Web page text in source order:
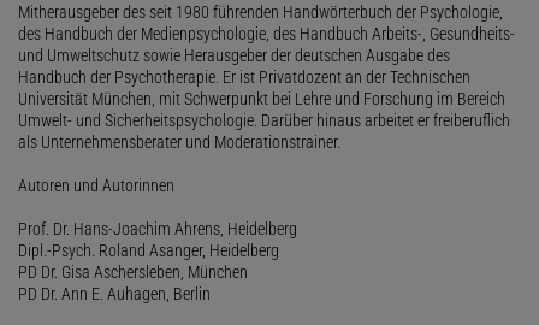
Mitherausgeber des seit 1980 führenden Handwörterbuch der Psychologie,
des Handbuch der Medienpsychologie, des Handbuch Arbeits-, Gesundheits-
und Umweltschutz sowie Herausgeber der deutschen Ausgabe des
Handbuch der Psychotherapie. Er ist Privatdozent an der Technischen
Universität München, mit Schwerpunkt bei Lehre und Forschung im Bereich
Umwelt- und Sicherheitspsychologie. Darüber hinaus arbeitet er freiberuflich
als Unternehmensberater und Moderationstrainer.
Autoren und Autorinnen
Prof. Dr. Hans-Joachim Ahrens, Heidelberg
Dipl.-Psych. Roland Asanger, Heidelberg
PD Dr. Gisa Aschersleben, München
PD Dr. Ann E. Auhagen, Berlin